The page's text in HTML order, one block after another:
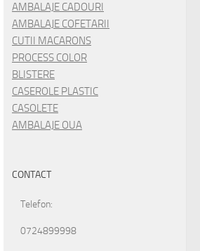
AMBALAJE CADOURI
AMBALAJE COFETARII
CUTII MACARONS
PROCESS COLOR
BLISTERE
CASEROLE PLASTIC
CASOLETE
AMBALAJE OUA
CONTACT
Telefon:
0724899998